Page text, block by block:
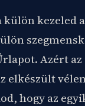
külön kezeled
Azért
elkészült
hogy az